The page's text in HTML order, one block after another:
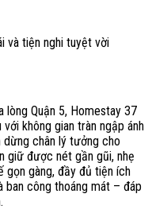
và tiện nghi tuyệt vời
Quận 5, Homestay 37
không gian tràn ngập ánh
dừng chân lý tưởng cho
giữ được nét gần gũi, nhẹ
gọn gàng, đầy đủ tiện ích
ban công thoáng mát – đáp